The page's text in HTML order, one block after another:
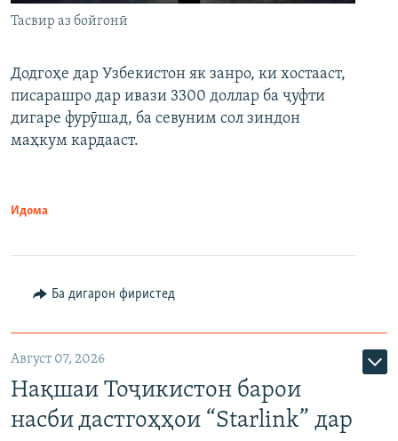
Тасвир аз бойгонӣ
Додгоҳе дар Узбекистон як занро, ки хостааст,
писарашро дар ивази 3300 доллар ба ҷуфти
дигаре фурӯшад, ба севуним сол зиндон
маҳкум кардааст.
Идома
Ба дигарон фиристед
Август 07, 2026
Нақшаи Тоҷикистон барои
насби дастгоҳҳои “Starlink” дар